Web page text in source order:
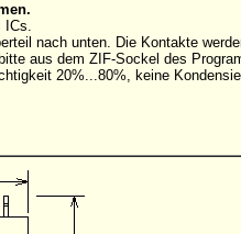
ICs.
nach unten. Die Kontakte
aus dem ZIF-Sockel des
20%...80%, keine